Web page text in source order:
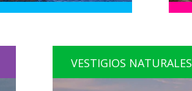
VESTIGIOS NATURALES